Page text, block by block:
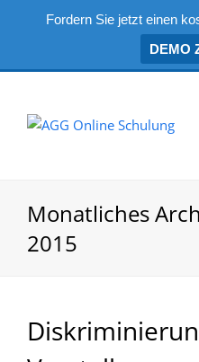
Fordern Sie jetzt einen
DEMO
Monatliches
2015